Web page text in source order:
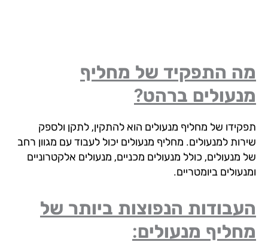
התפקיד של מחליף
ברהט?
של מחליף מנעולים הוא להתקין, לתקן ולספק
למנעולים. מחליף מנעולים יכול לעבוד עם מגוון רחב
מנעולים, כולל מנעולים מכניים, מנעולים אלקטרוניים
ביומטריים.
הנפוצות ביותר של
מנעולים: